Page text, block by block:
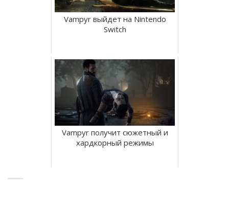
Vampyr выйдет на Nintendo
Switch
Vampyr получит сюжетный и
хардкорный режимы